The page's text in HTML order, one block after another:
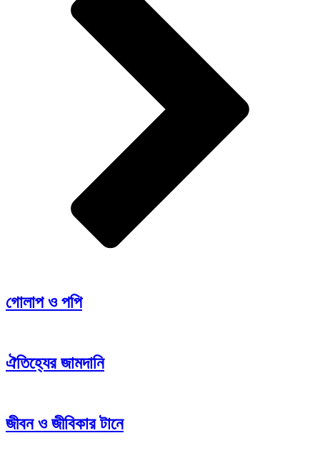
গোলাপ ও পপি
ঐতিহ্যের জামদানি
জীবন ও জীবিকার টানে